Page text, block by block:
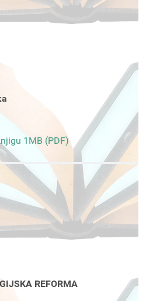
1MB (PDF)
REFORMA